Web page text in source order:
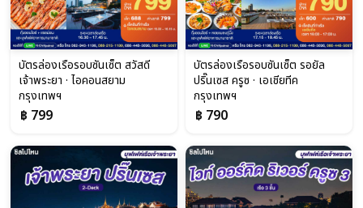
บัตรล่องเรือรอบซันเซ็ต สวัสดี
เจ้าพระยา · ไอคอนสยาม
กรุงเทพฯ
฿ 799
บัตรล่องเรือรอบซันเซ็ต รอยัล
ปริ๊นเซส ครูซ · เอเชียทีค
กรุงเทพฯ
฿ 790